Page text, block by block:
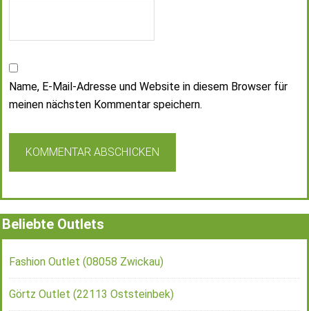
Name, E-Mail-Adresse und Website in diesem Browser für
meinen nächsten Kommentar speichern.
Beliebte Outlets
Fashion Outlet (08058 Zwickau)
Görtz Outlet (22113 Oststeinbek)